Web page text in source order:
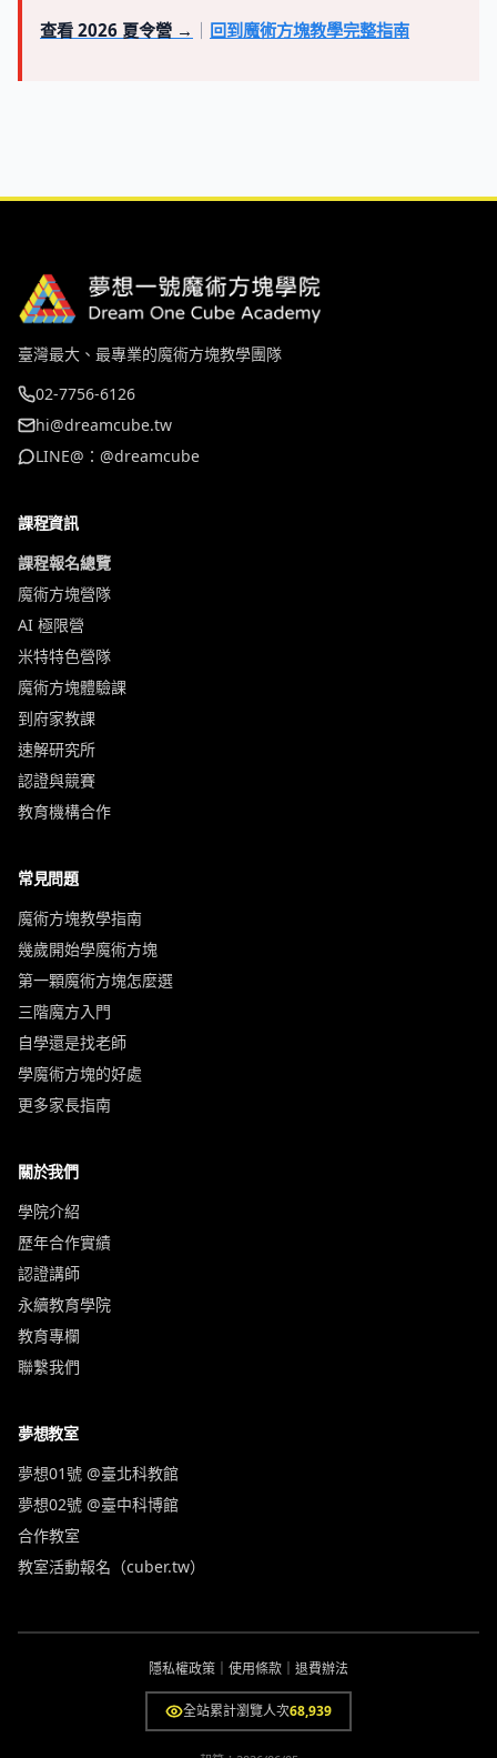
查看 2026 夏令營 → ｜ 回到魔術方塊教學完整指南
臺灣最大、最專業的魔術方塊教學團隊
02-7756-6126
hi@dreamcube.tw
LINE@：@dreamcube
課程資訊
課程報名總覽
魔術方塊營隊
AI 極限營
米特特色營隊
魔術方塊體驗課
到府家教課
速解研究所
認證與競賽
教育機構合作
常見問題
魔術方塊教學指南
幾歲開始學魔術方塊
第一顆魔術方塊怎麼選
三階魔方入門
自學還是找老師
學魔術方塊的好處
更多家長指南
關於我們
學院介紹
歷年合作實績
認證講師
永續教育學院
教育專欄
聯繫我們
夢想教室
夢想01號 @臺北科教館
夢想02號 @臺中科博館
合作教室
教室活動報名（cuber.tw）
隱私權政策 使用條款 退費辦法
全站累計瀏覽人次68,939